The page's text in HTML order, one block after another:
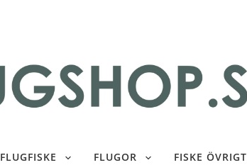
FLUGFISKE FLUGOR FISKE ÖVRIGT